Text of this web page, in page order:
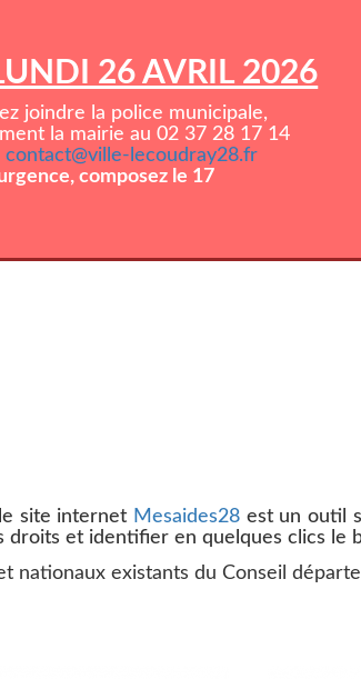
26 AVRIL 2026
joindre la police municipale,
la mairie au 02 37 28 17 14
contact@ville-lecoudray28.fr
composez le 17
site internet Mesaides28 est un outil
et identifier en quelques clics le
nationaux existants du Conseil